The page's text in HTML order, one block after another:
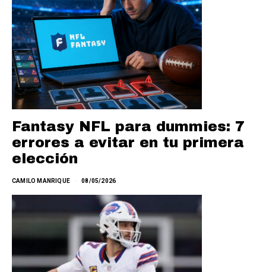
Fantasy NFL para dummies: 7
errores a evitar en tu primera
elección
CAMILO MANRIQUE 08/05/2026